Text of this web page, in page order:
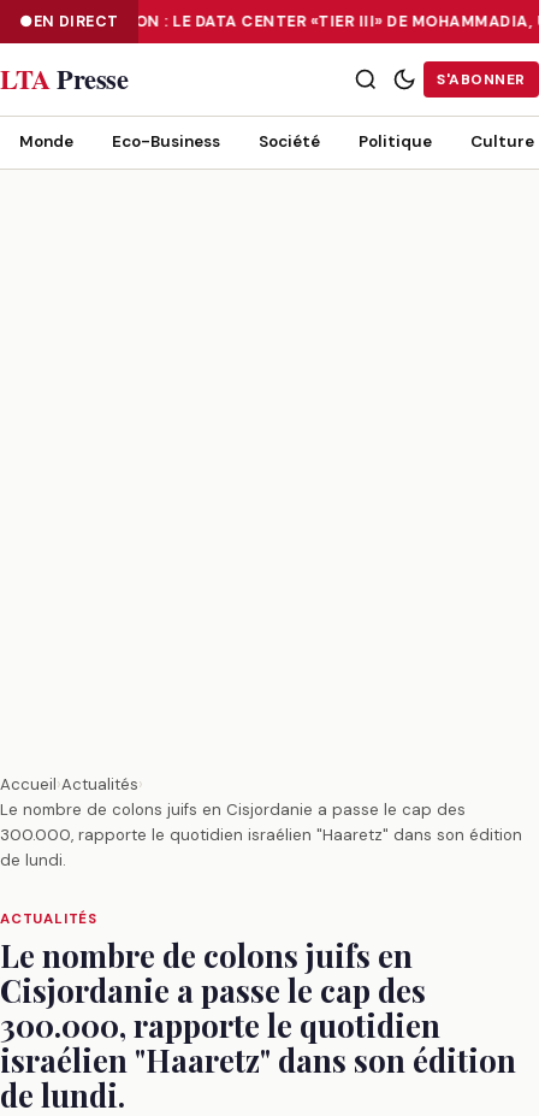
EN DIRECT
NUMÉRISATION : LE DATA CENTER «TIER III» DE
NUMÉRISATION : LE DATA CENTER «TIER III» DE MOHAMMADIA, UN
LTAPresse S'ABONNER
Monde Eco-Business Société Politique Culture
Accueil›Actualités›
Le nombre de colons juifs en Cisjordanie a passe le cap des
300.000, rapporte le quotidien israélien "Haaretz" dans son édition
de lundi.
ACTUALITÉS
Le nombre de colons juifs en
Cisjordanie a passe le cap des
300.000, rapporte le quotidien
israélien "Haaretz" dans son édition
de lundi.